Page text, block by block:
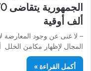
ألف أوقية
– لا غنى عن وجود المعارضة
المجال لإظهار مكامن
أكمل القراءة »